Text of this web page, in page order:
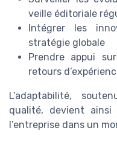
veille éditoriale
Intégrer les
stratégie globale
Prendre appui
retours
L’adaptabilité,
qualité, devient
l’entreprise dans un